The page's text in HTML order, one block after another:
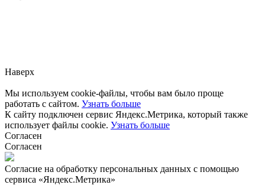
Наверх
Мы используем cookie-файлы, чтобы вам было проще
работать с сайтом. Узнать больше
К сайту подключен сервис Яндекс.Метрика, который также
использует файлы cookie. Узнать больше
Согласен
Согласен
Согласие на обработку персональных данных с помощью
сервиса «Яндекс.Метрика»